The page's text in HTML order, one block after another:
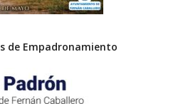
de Empadronamiento